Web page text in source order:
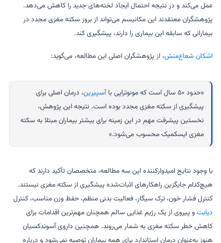
عمل می‌کند و در نتیجه احتمال ایجاد لخته‌های جدید را کاهش می‌دهد.
پژوهشگران معتقدند این مکانیسم می‌تواند از بروز سکته مغزی مجدد در
بیمارانی که سابقه این بیماری را دارند، پیشگیری کند.
اشکان شعاع‌منش، از پژوهشگران اصلی این مطالعه، می‌گوید:
«حدود ۵۰ سال است که مونوتراپی با آسپیرین، درمان اصلی برای
پیشگیری از سکته مغزی مجدد بوده است. نتیجه این پژوهش،
نخستین پیشرفت مهم در این زمینه برای بیشتر بیماران مبتلا به سکته
مغزی ایسکمیک محسوب می‌شود.»
با وجود نتایج امیدوارکننده این سه مطالعه، متخصصان تأکید دارند که
هیچ‌کدام جایگزین راهکارهای اثبات‌شده پیشگیری از سکته مغزی نیستند.
کنترل فشار خون، ترک سیگار، فعالیت بدنی منظم، حفظ وزن مناسب، کنترل
دیابتو پیروی از یک رژیم غذایی سالم همچنان مهم‌ترین اقدامات برای
کاهش خطر سکته مغزی به شمار می‌روند. همچنین داروی آسوندکسیان
هنوز به‌عنوان درمان استاندارد برای همه بیماران توصیه نمی‌شود و درباره